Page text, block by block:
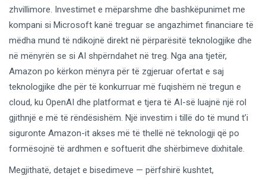
zhvillimore. Investimet e mëparshme dhe bashkëpunimet me
kompani si Microsoft kanë treguar se angazhimet financiare të
mëdha mund të ndikojnë direkt në përparësitë teknologjike dhe
në mënyrën se si AI shpërndahet në treg. Nga ana tjetër,
Amazon po kërkon mënyra për të zgjeruar ofertat e saj
teknologjike dhe për të konkurruar më fuqishëm në tregun e
cloud, ku OpenAI dhe platformat e tjera të AI-së luajnë një rol
gjithnjë e më të rëndësishëm. Një investim i tillë do të mund t’i
siguronte Amazon-it akses më të thellë në teknologji që po
formësojnë të ardhmen e softuerit dhe shërbimeve dixhitale.
Megjithatë, detajet e bisedimeve — përfshirë kushtet,